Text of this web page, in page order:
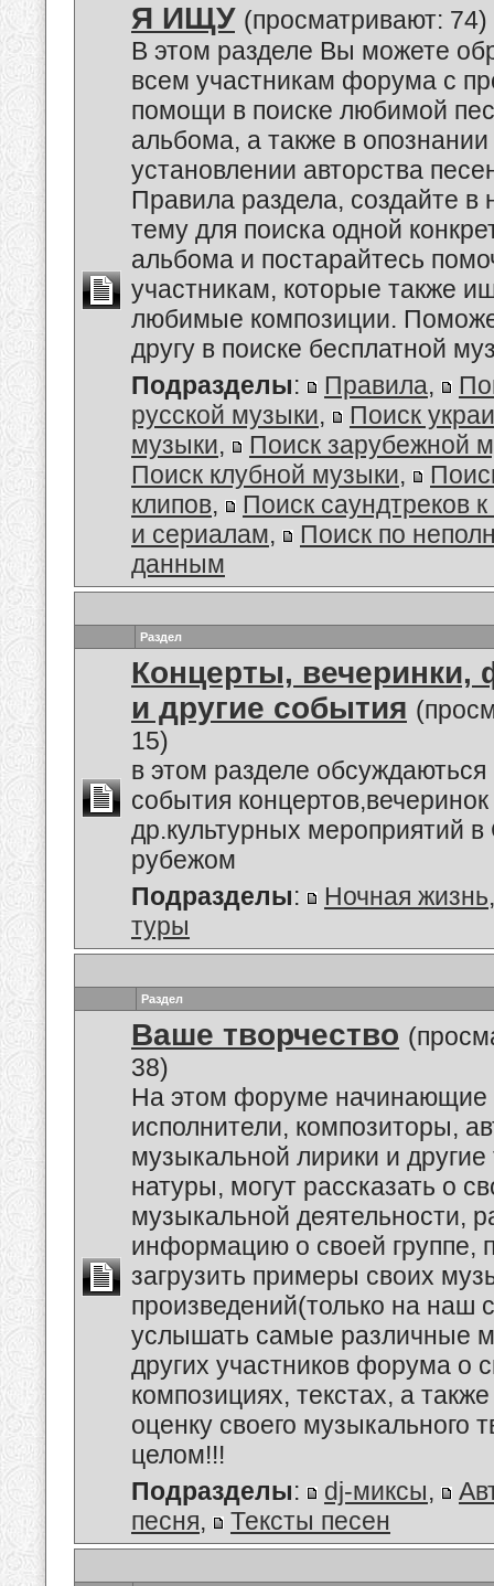
Я ИЩУ (просматривают: 74)
В этом разделе Вы можете
всем участникам форума с
помощи в поиске любимой
альбома, а также в опознании
установлении авторства
Правила раздела, создайте в
тему для поиска одной
альбома и постарайтесь
участникам, которые также
любимые композиции.
другу в поиске бесплатной
Подразделы: Правила,
русской музыки,
Поиск
музыки,
Поиск зарубежной
Поиск клубной музыки,
клипов,
Поиск саундтреков
и сериалам,
Поиск по
данным
Раздел
Концерты, вечеринки,
и другие события
15)
в этом разделе
события
др.культурных мероприятий
рубежом
Подразделы: Ночная жизнь
туры
Раздел
Ваше творчество
38)
На этом форуме начинающие
исполнители, композиторы,
музыкальной лирики и другие
натуры, могут рассказать о
музыкальной деятельности,
информацию о своей группе,
загрузить примеры своих
произведений(только на наш
услышать самые различные
других участников форума о
композициях, текстах, а
оценку своего музыкального
целом!!!
Подразделы: dj-миксы,
песня, Тексты песен